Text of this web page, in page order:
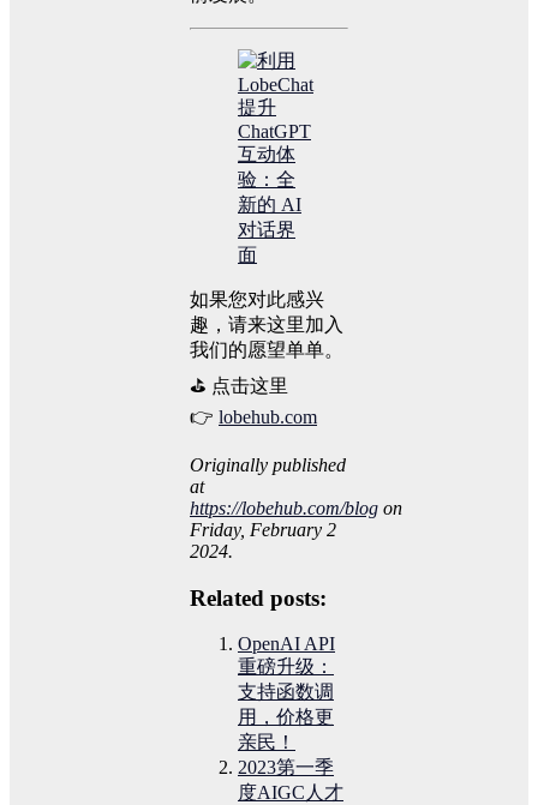
如果您对此感兴
趣，请来这里加入
我们的愿望单单。
⛳️ 点击这里
👉 lobehub.com
Originally published
at
https://lobehub.com/blog on
Friday, February 2
2024.
Related posts:
OpenAI API
重磅升级：
支持函数调
用，价格更
亲民！
2023第一季
度AIGC人才